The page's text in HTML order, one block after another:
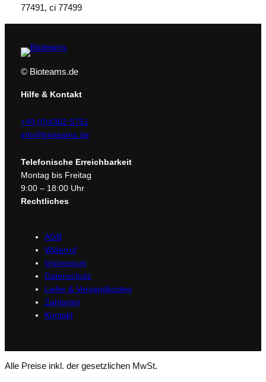
77491, ci 77499
© Bioteams.de
Hilfe & Kontakt
+49 (0)4362 5751
info@bioteams.de
Telefonische Erreichbarkeit
Montag bis Freitag
9:00 – 18:00 Uhr
Rechtliches
AGB
Widerruf
Impressum
Datenschutz
Liefer & Versandkosten
Zahlarten
Kontakt
Alle Preise inkl. der gesetzlichen MwSt.